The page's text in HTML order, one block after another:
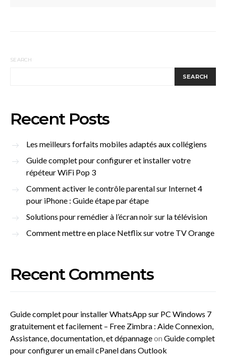
SEARCH
SEARCH
Recent Posts
Les meilleurs forfaits mobiles adaptés aux collégiens
Guide complet pour configurer et installer votre
répéteur WiFi Pop 3
Comment activer le contrôle parental sur Internet 4
pour iPhone : Guide étape par étape
Solutions pour remédier à l’écran noir sur la télévision
Comment mettre en place Netflix sur votre TV Orange
Recent Comments
Guide complet pour installer WhatsApp sur PC Windows 7
gratuitement et facilement – Free Zimbra : Aide Connexion,
Assistance, documentation, et dépannageon Guide complet
pour configurer un email cPanel dans Outlook